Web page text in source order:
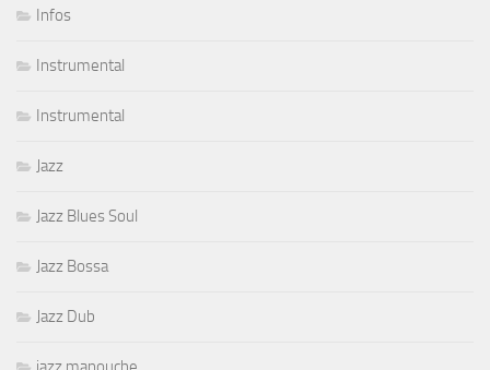
Infos
Instrumental
Instrumental
Jazz
Jazz Blues Soul
Jazz Bossa
Jazz Dub